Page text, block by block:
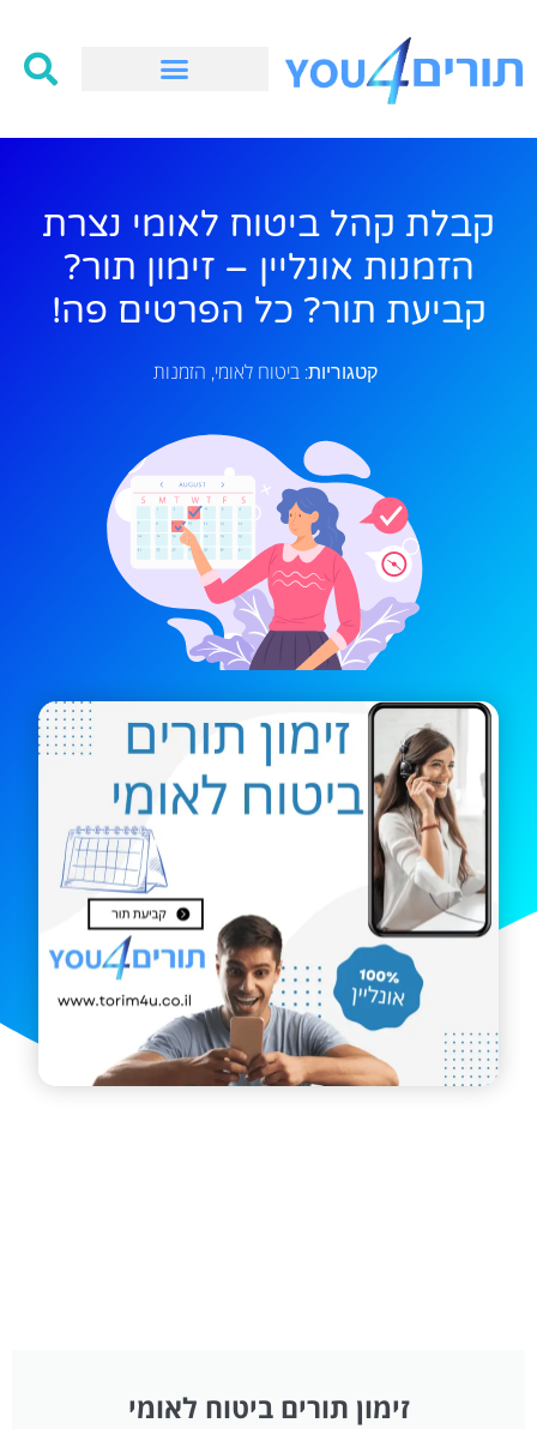
קבלת קהל ביטוח לאומי נצרת
הזמנות אונליין – זימון תור?
קביעת תור? כל הפרטים פה!
קטגוריות: ביטוח לאומי, הזמנות
זימון תורים ביטוח לאומי